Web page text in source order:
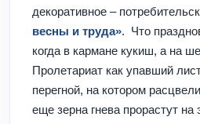
декоративное –
весны и труда». Что
когда в кармане кукиш, а на
Пролетариат как упавший
перегной, на котором
еще зерна гнева прорастут